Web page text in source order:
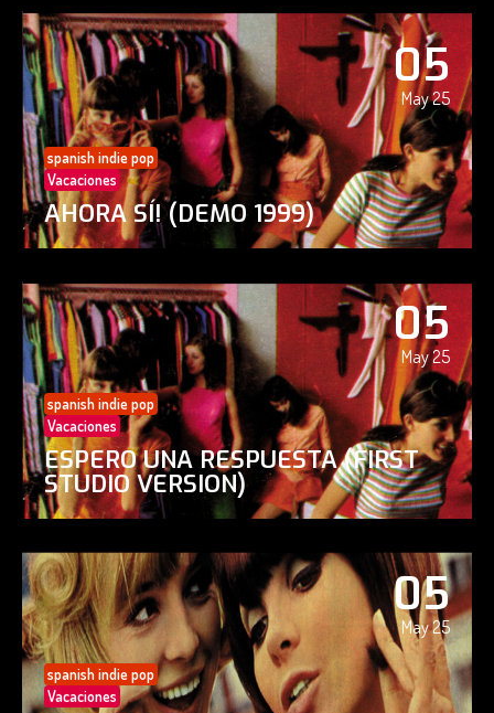
05
May 25
spanish indie pop
Vacaciones
AHORA SÍ! (DEMO 1999)
05
May 25
spanish indie pop
Vacaciones
ESPERO UNA RESPUESTA (FIRST
STUDIO VERSION)
05
May 25
spanish indie pop
Vacaciones